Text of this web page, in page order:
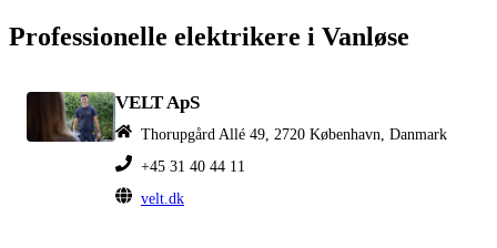
Professionelle elektrikere i Vanløse
VELT ApS
Thorupgård Allé 49, 2720 København, Danmark
+45 31 40 44 11
velt.dk